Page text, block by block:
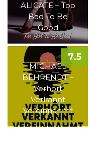
ALICATE – Too
Bad To Be
Good
MICHAEL
BEHRENDT –
Verhört
Verkannt
Vereinnahmt
7.5